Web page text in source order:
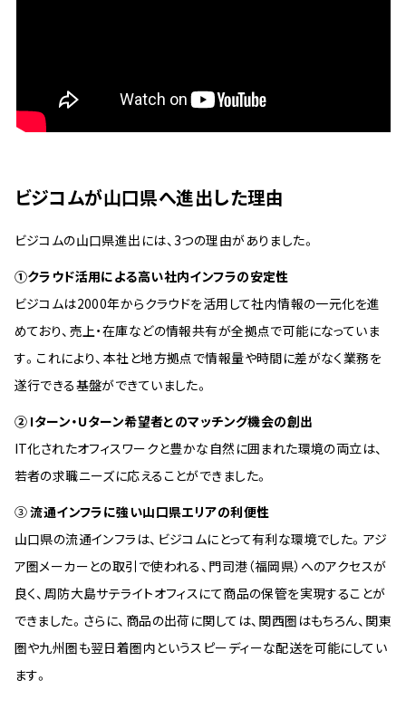
ビジコムが山口県へ進出した理由
ビジコムの山口県進出には、3つの理由がありました。
①クラウド活用による高い社内インフラの安定性
ビジコムは2000年からクラウドを活用して社内情報の一元化を進
めており、売上・在庫などの情報共有が全拠点で可能になっていま
す。これにより、本社と地方拠点で情報量や時間に差がなく業務を
遂行できる基盤ができていました。
② Iターン・Uターン希望者とのマッチング機会の創出
IT化されたオフィスワークと豊かな自然に囲まれた環境の両立は、
若者の求職ニーズに応えることができました。
③流通インフラに強い山口県エリアの利便性
山口県の流通インフラは、ビジコムにとって有利な環境でした。アジ
ア圏メーカーとの取引で使われる、門司港（福岡県）へのアクセスが
良く、周防大島サテライトオフィスにて商品の保管を実現することが
できました。さらに、商品の出荷に関しては、関西圏はもちろん、関東
圏や九州圏も翌日着圏内というスピーディーな配送を可能にしてい
ます。